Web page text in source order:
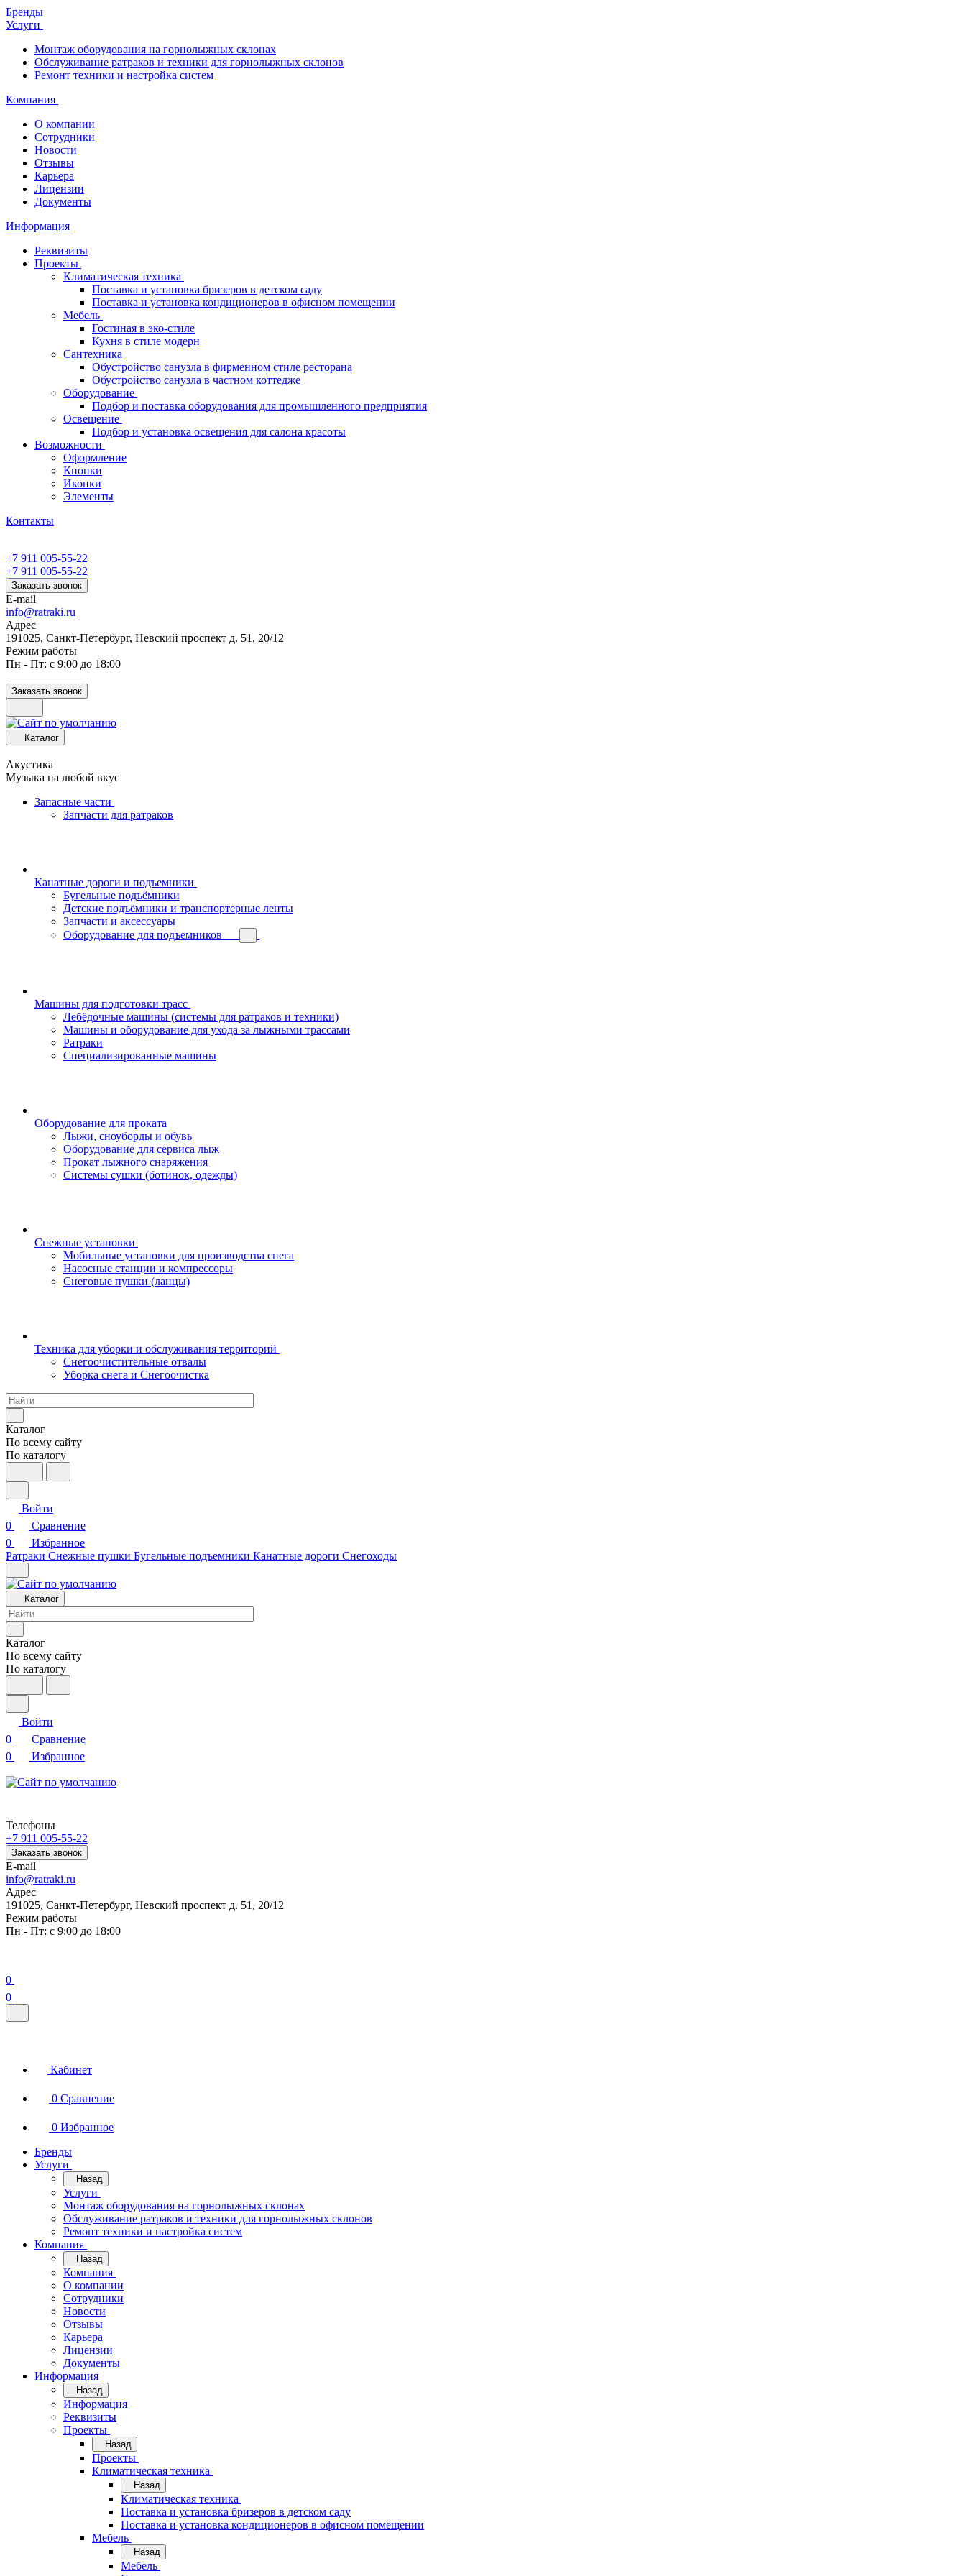
Бренды
Услуги
Монтаж оборудования на горнолыжных склонах
Обслуживание ратраков и техники для горнолыжных склонов
Ремонт техники и настройка систем
Компания
О компании
Сотрудники
Новости
Отзывы
Карьера
Лицензии
Документы
Информация
Реквизиты
Проекты
Климатическая техника
Поставка и установка бризеров в детском саду
Поставка и установка кондиционеров в офисном помещении
Мебель
Гостиная в эко-стиле
Кухня в стиле модерн
Сантехника
Обустройство санузла в фирменном стиле ресторана
Обустройство санузла в частном коттедже
Оборудование
Подбор и поставка оборудования для промышленного предприятия
Освещение
Подбор и установка освещения для салона красоты
Возможности
Оформление
Кнопки
Иконки
Элементы
Контакты
+7 911 005-55-22
+7 911 005-55-22
Заказать звонок
E-mail
info@ratraki.ru
Адрес
191025, Санкт-Петербург, Невский проспект д. 51, 20/12
Режим работы
Пн - Пт: с 9:00 до 18:00
Заказать звонок
Каталог
Акустика
Музыка на любой вкус
Запасные части
Запчасти для ратраков
Канатные дороги и подъемники
Бугельные подъёмники
Детские подъёмники и транспортерные ленты
Запчасти и аксессуары
Оборудование для подъемников
Машины для подготовки трасс
Лебёдочные машины (системы для ратраков и техники)
Машины и оборудование для ухода за лыжными трассами
Ратраки
Специализированные машины
Оборудование для проката
Лыжи, сноуборды и обувь
Оборудование для сервисa лыж
Прокат лыжного снаряжения
Системы сушки (ботинок, одежды)
Снежные установки
Мобильные установки для производства снега
Насосные станции и компрессоры
Снеговые пушки (ланцы)
Техника для уборки и обслуживания территорий
Снегоочистительные отвалы
Уборка снега и Снегоочистка
Каталог
По всему сайту
По каталогу
Войти
0
Сравнение
0
Избранное
Ратраки Снежные пушки Бугельные подъемники Канатные дороги Снегоходы
Каталог
Каталог
По всему сайту
По каталогу
Войти
0
Сравнение
0
Избранное
Телефоны
+7 911 005-55-22
Заказать звонок
E-mail
info@ratraki.ru
Адрес
191025, Санкт-Петербург, Невский проспект д. 51, 20/12
Режим работы
Пн - Пт: с 9:00 до 18:00
0
0
Кабинет
0 Сравнение
0 Избранное
Бренды
Услуги
Назад
Услуги
Монтаж оборудования на горнолыжных склонах
Обслуживание ратраков и техники для горнолыжных склонов
Ремонт техники и настройка систем
Компания
Назад
Компания
О компании
Сотрудники
Новости
Отзывы
Карьера
Лицензии
Документы
Информация
Назад
Информация
Реквизиты
Проекты
Назад
Проекты
Климатическая техника
Назад
Климатическая техника
Поставка и установка бризеров в детском саду
Поставка и установка кондиционеров в офисном помещении
Мебель
Назад
Мебель